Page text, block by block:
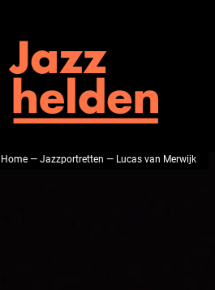
Home—Jazzportretten — Lucas van Merwijk